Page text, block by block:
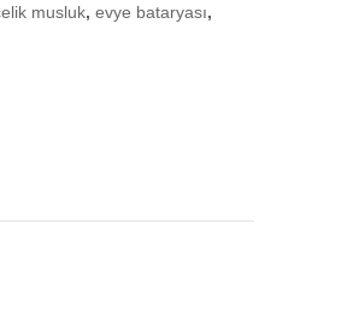
musluk, evye bataryası,